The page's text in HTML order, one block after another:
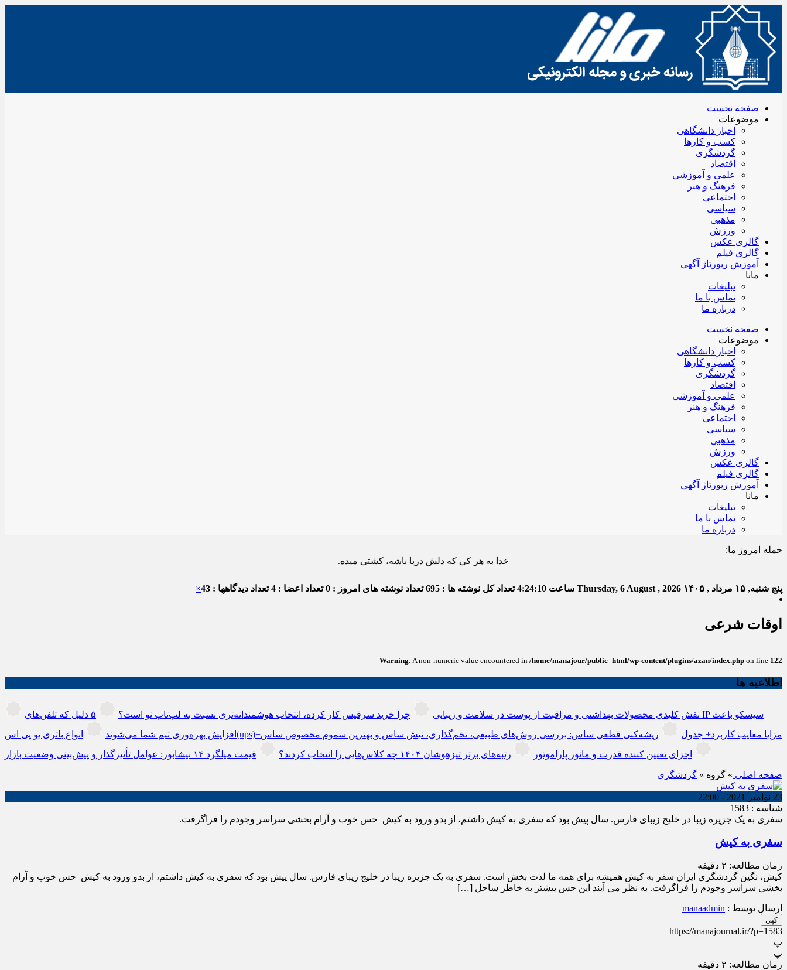
صفحه نخست
موضوعات
اخبار دانشگاهی
کسب و کارها
گردشگری
اقتصاد
علمی و آموزشی
فرهنگ و هنر
اجتماعی
سیاسی
مذهبی
ورزش
گالری عکس
گالری فیلم
آموزش رپورتاژ آگهی
مانا
تبلیغات
تماس با ما
درباره ما
صفحه نخست
موضوعات
اخبار دانشگاهی
کسب و کارها
گردشگری
اقتصاد
علمی و آموزشی
فرهنگ و هنر
اجتماعی
سیاسی
مذهبی
ورزش
گالری عکس
گالری فیلم
آموزش رپورتاژ آگهی
مانا
تبلیغات
تماس با ما
درباره ما
جمله امروز ما:
خدا به هر کی که دلش دریا باشه، کشتی میده.
پنج شنبه, ۱۵ مرداد , ۱۴۰۵ Thursday, 6 August , 2026 ساعت 4:24:10تعداد کل نوشته ها : 695 تعداد نوشته های امروز : 0 تعداد اعضا : 4 تعداد دیدگاهها : 43 ×
اوقات شرعی
Warning: A non-numeric value encountered in /home/manajour/public_html/wp-content/plugins/azan/index.php on line 122
اطلاعیه ها
نقش کلیدی محصولات بهداشتی و مراقبت از پوست در سلامت و زیبایی چرا خرید سرفیس کار کرده، انتخاب هوشمندانه‌تری نسبت به لپ‌تاپ نو است؟
۵ دلیل که تلفن‌های IP سیسکو باعث
افزایش بهره‌وری تیم شما می‌شوند
انواع باتری یو پی اس(ups)+مزایا معایب کاربرد+ جدول
ریشه‌کنی قطعی ساس: بررسی روش‌های طبیعی، تخم‌گذاری، نیش ساس و بهترین سموم مخصوص ساس
اجزای تعیین کننده قدرت و مانور پاراموتور
رتبه‌های برتر تیزهوشان ۱۴۰۴ چه کلاس‌هایی را انتخاب کردند؟ قیمت میلگرد ۱۴ نیشابور: عوامل تأثیرگذار و پیش‌بینی وضعیت بازار
صفحه اصلی » گروه » گردشگری
23 نوامبر 2021 - 22:00
شناسه : 1583
سفری به یک جزیره زیبا در خلیج زیبای فارس. سال پیش بود که سفری به کیش داشتم، از بدو ورود به کیش حس خوب و آرام بخشی سراسر وجودم را فراگرفت.
سفری به کیش
زمان مطالعه: ۲ دقیقه
کیش، نگین گردشگری ایران سفر به کیش همیشه برای همه ما لذت بخش است. سفری به یک جزیره زیبا در خلیج زیبای فارس. سال پیش بود که سفری به کیش داشتم، از بدو ورود به کیش حس خوب و آرام
بخشی سراسر وجودم را فراگرفت. به نظر می آیند این حس بیشتر به خاطر ساحل […]
ارسال توسط : manaadmin
کپی
https://manajournal.ir/?p=1583
پ
پ
زمان مطالعه: ۲ دقیقه